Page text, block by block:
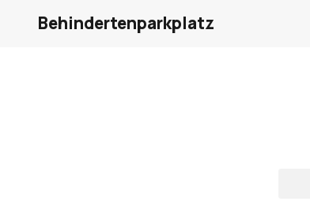
Behindertenparkplatz